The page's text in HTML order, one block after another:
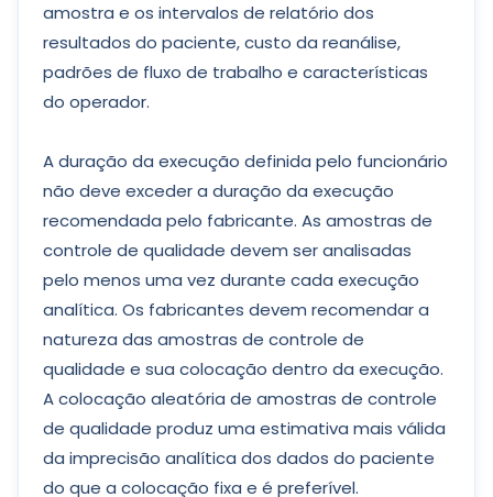
amostra e os intervalos de relatório dos
resultados do paciente, custo da reanálise,
padrões de fluxo de trabalho e características
do operador.
A duração da execução definida pelo funcionário
não deve exceder a duração da execução
recomendada pelo fabricante. As amostras de
controle de qualidade devem ser analisadas
pelo menos uma vez durante cada execução
analítica. Os fabricantes devem recomendar a
natureza das amostras de controle de
qualidade e sua colocação dentro da execução.
A colocação aleatória de amostras de controle
de qualidade produz uma estimativa mais válida
da imprecisão analítica dos dados do paciente
do que a colocação fixa e é preferível.